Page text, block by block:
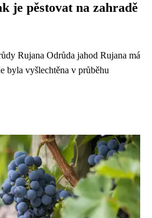
je pěstovat na zahradě
Rujana Odrůda jahod Rujana má
byla vyšlechtěna v průběhu